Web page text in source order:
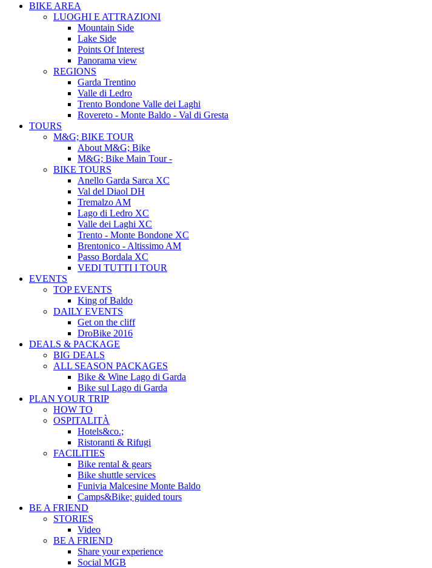
BIKE AREA
LUOGHI E ATTRAZIONI
Mountain Side
Lake Side
Points Of Interest
Panorama view
REGIONS
Garda Trentino
Valle di Ledro
Trento Bondone Valle dei Laghi
Rovereto - Monte Baldo - Val di Gresta
TOURS
M&G; BIKE TOUR
About M&G; Bike
M&G; Bike Main Tour -
BIKE TOURS
Anello Garda Sarca XC
Val del Diaol DH
Tremalzo AM
Lago di Ledro XC
Valle dei Laghi XC
Trento - Monte Bondone XC
Brentonico - Altissimo AM
Passo Bordala XC
VEDI TUTTI I TOUR
EVENTS
TOP EVENTS
King of Baldo
DAILY EVENTS
Get on the cliff
DroBike 2016
DEALS & PACKAGE
BIG DEALS
ALL SEASON PACKAGES
Bike & Wine Lago di Garda
Bike sul Lago di Garda
PLAN YOUR TRIP
HOW TO
OSPITALITÀ
Hotels&co.;
Ristoranti & Rifugi
FACILITIES
Bike rental & gears
Bike shuttle services
Funivia Malcesine Monte Baldo
Camps&Bike; guided tours
BE A FRIEND
STORIES
Video
BE A FRIEND
Share your experience
Social MGB